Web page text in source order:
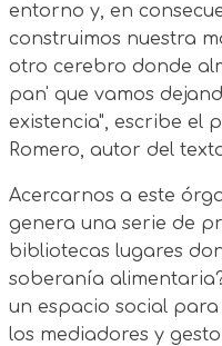
entorno y, en
construimos nuestra
otro cerebro donde
pan' que vamos
existencia", escribe el
Romero, autor del
Acercarnos a este
genera una serie de
bibliotecas lugares
soberanía
un espacio social
los mediadores y